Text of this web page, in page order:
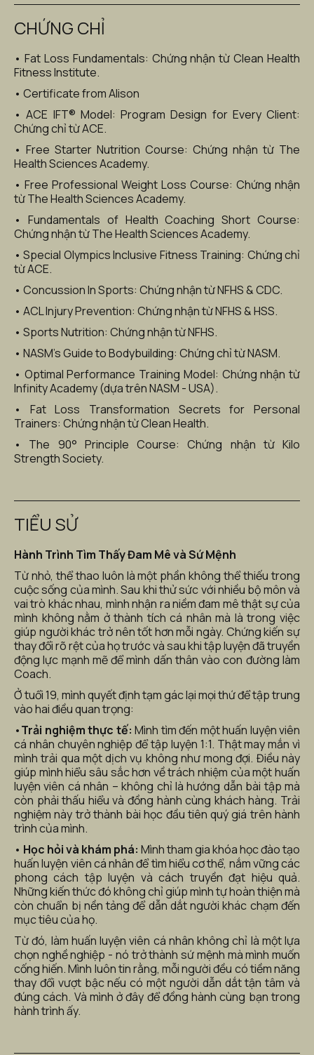
CHỨNG CHỈ
• Fat Loss Fundamentals: Chứng nhận từ Clean Health
Fitness Institute.
• Certificate from Alison
• ACE IFT® Model: Program Design for Every Client:
Chứng chỉ từ ACE.
• Free Starter Nutrition Course: Chứng nhận từ The
Health Sciences Academy.
• Free Professional Weight Loss Course: Chứng nhận
từ The Health Sciences Academy.
• Fundamentals of Health Coaching Short Course:
Chứng nhận từ The Health Sciences Academy.
• Special Olympics Inclusive Fitness Training: Chứng chỉ
từ ACE.
• Concussion In Sports: Chứng nhận từ NFHS & CDC.
• ACL Injury Prevention: Chứng nhận từ NFHS & HSS.
• Sports Nutrition: Chứng nhận từ NFHS.
• NASM’s Guide to Bodybuilding: Chứng chỉ từ NASM.
• Optimal Performance Training Model: Chứng nhận từ
Infinity Academy (dựa trên NASM - USA).
• Fat Loss Transformation Secrets for Personal
Trainers: Chứng nhận từ Clean Health.
• The 90° Principle Course: Chứng nhận từ Kilo
Strength Society.
TIỂU SỬ
Hành Trình Tìm Thấy Đam Mê và Sứ Mệnh
Từ nhỏ, thể thao luôn là một phần không thể thiếu trong
cuộc sống của mình. Sau khi thử sức với nhiều bộ môn và
vai trò khác nhau, mình nhận ra niềm đam mê thật sự của
mình không nằm ở thành tích cá nhân mà là trong việc
giúp người khác trở nên tốt hơn mỗi ngày. Chứng kiến sự
thay đổi rõ rệt của họ trước và sau khi tập luyện đã truyền
động lực mạnh mẽ để mình dấn thân vào con đường làm
Coach.
Ở tuổi 19, mình quyết định tạm gác lại mọi thứ để tập trung
vào hai điều quan trọng:
•Trải nghiệm thực tế: Mình tìm đến một huấn luyện viên
cá nhân chuyên nghiệp để tập luyện 1:1. Thật may mắn vì
mình trải qua một dịch vụ không như mong đợi. Điều này
giúp mình hiểu sâu sắc hơn về trách nhiệm của một huấn
luyện viên cá nhân – không chỉ là hướng dẫn bài tập mà
còn phải thấu hiểu và đồng hành cùng khách hàng. Trải
nghiệm này trở thành bài học đầu tiên quý giá trên hành
trình của mình.
• Học hỏi và khám phá: Mình tham gia khóa học đào tạo
huấn luyện viên cá nhân để tìm hiểu cơ thể, nắm vững các
phong cách tập luyện và cách truyền đạt hiệu quả.
Những kiến thức đó không chỉ giúp mình tự hoàn thiện mà
còn chuẩn bị nền tảng để dẫn dắt người khác chạm đến
mục tiêu của họ.
Từ đó, làm huấn luyện viên cá nhân không chỉ là một lựa
chọn nghề nghiệp - nó trở thành sứ mệnh mà mình muốn
cống hiến. Mình luôn tin rằng, mỗi người đều có tiềm năng
thay đổi vượt bậc nếu có một người dẫn dắt tận tâm và
đúng cách. Và mình ở đây để đồng hành cùng bạn trong
hành trình ấy.